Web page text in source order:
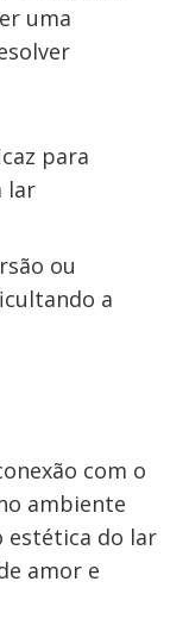
uma
para
lar
ou
a
com o
ambiente
estética do lar
amor e